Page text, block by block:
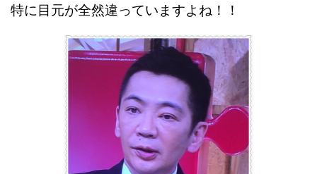
特に目元が全然違っていますよね！！